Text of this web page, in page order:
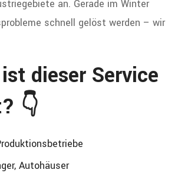
an. Gerade im Winter
schnell gelöst werden – wir
dieser Service
👇
Autohäuser